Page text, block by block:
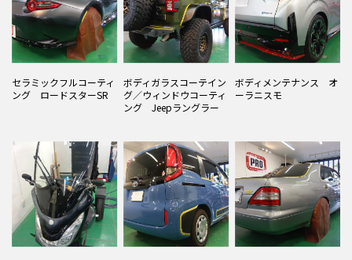
セラミックフルコーティ
ング ロードスターSR
ボディガラスコーテイン
グ／ウィンドウコーティ
ング Jeepラングラー
ボディメンテナンス オ
ーラニスモ